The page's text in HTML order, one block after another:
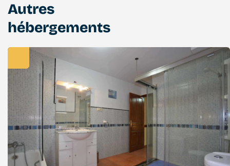
Autres
hébergements